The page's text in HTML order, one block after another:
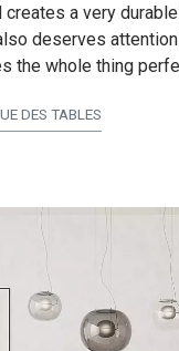
creates a very
deserves
the whole thing
DES TABLES